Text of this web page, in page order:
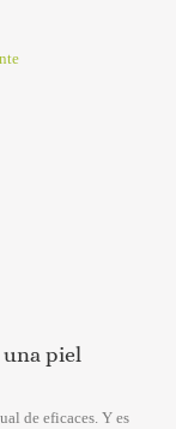
una piel
de eficaces. Y es